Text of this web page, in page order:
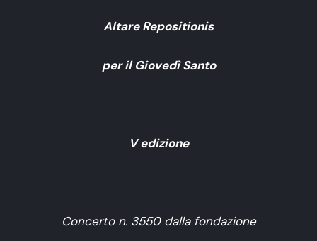
Altare Repositionis
per il Giovedì Santo
V edizione
Concerto n. 3550 dalla fondazione